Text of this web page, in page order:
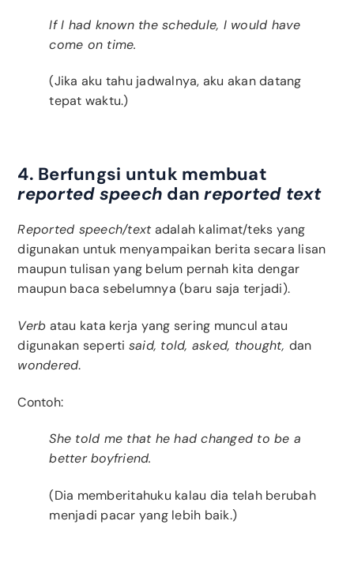
If I had known the schedule, I would have
come on time.
(Jika aku tahu jadwalnya, aku akan datang
tepat waktu.)
4. Berfungsi untuk membuat
reported speech danreported text
Reported speech/textadalah kalimat/teks yang
digunakan untuk menyampaikan berita secara lisan
maupun tulisan yang belum pernah kita dengar
maupun baca sebelumnya (baru saja terjadi).
Verb atau kata kerja yang sering muncul atau
digunakan seperti said, told, asked, thought, dan
wondered.
Contoh:
She told me that he had changed to be a
better boyfriend.
(Dia memberitahuku kalau dia telah berubah
menjadi pacar yang lebih baik.)